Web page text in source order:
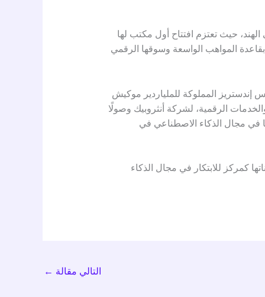
حيث تعتزم افتتاح أول مكتب لها
بقاعدة المواهب الواسعة وسوقها الرقمي
المملوكة للملياردير موكيش
الرقمية، لشركة أنثروبيك وصولًا
في مجال الذكاء الاصطناعي في
كمركز للابتكار في مجال الذكاء
التالي مقالة ←